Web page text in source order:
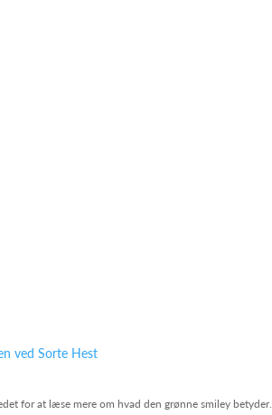
for at læse mere om hvad den grønne smiley betyder.